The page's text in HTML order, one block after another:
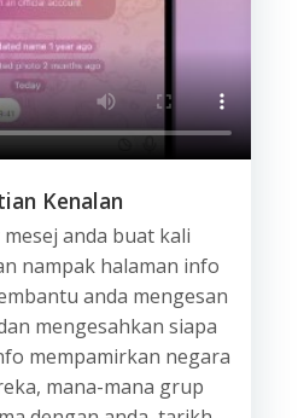
Kenalan
anda buat kali
nampak halaman info
anda mengesan
mengesahkan siapa
mempamirkan negara
mana-mana grup